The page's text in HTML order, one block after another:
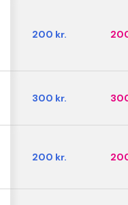
200 kr.
300 kr.
200 kr.